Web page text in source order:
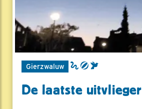
Gierzwaluw
De laatste uitvlieger